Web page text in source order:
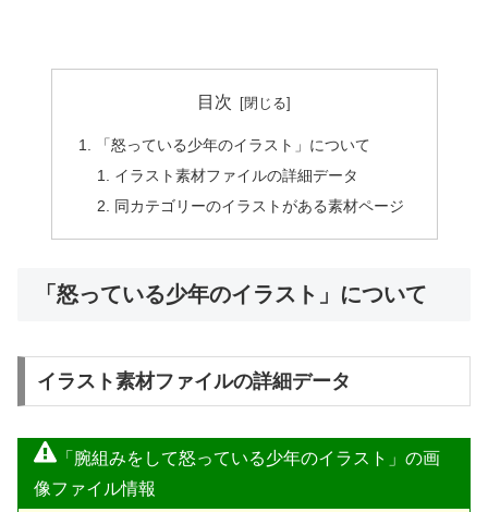
目次
「怒っている少年のイラスト」について
イラスト素材ファイルの詳細データ
同カテゴリーのイラストがある素材ページ
「怒っている少年のイラスト」について
イラスト素材ファイルの詳細データ
「腕組みをして怒っている少年のイラスト」の画
像ファイル情報